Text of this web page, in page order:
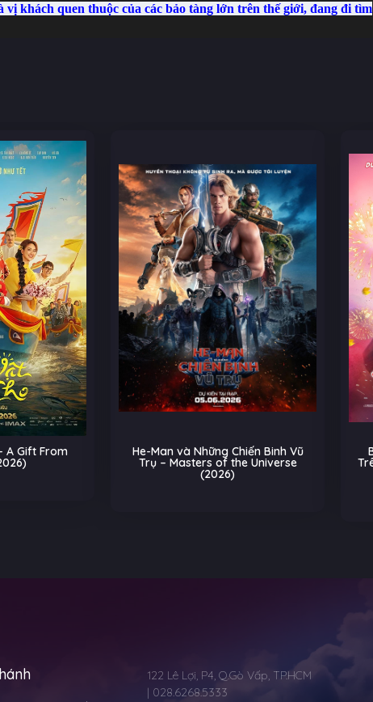
khách quen thuộc của các bảo tàng lớn trên thế giới, đang đi tìm
Những Chiến Binh Vũ
of the Universe
(2026)
Biệt Đội Thú Cưng: Cuộc Chiến
Trên Đường Ray – Pets on a Train
122 Lê Lợi, P4, Q.Gò Vấp, TP.HCM
| 028.6268.5333